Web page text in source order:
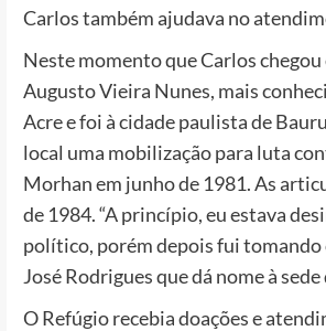
Carlos também ajudava no
Neste momento que Carlos
Augusto Vieira Nunes, mais
Acre e foi à cidade paulista de
local uma mobilização para luta
Morhan em junho de 1981. As
de 1984. “A princípio, eu estava
político, porém depois fui tomando
José Rodrigues que dá nome à
O Refúgio recebia doações e